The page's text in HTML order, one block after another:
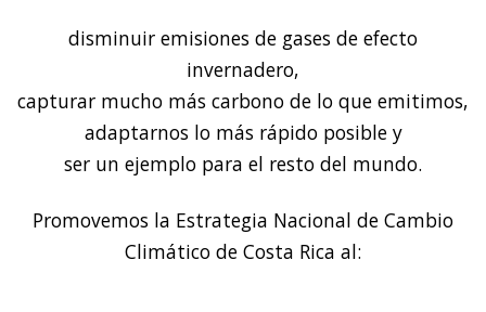
disminuir emisiones de gases de efecto
invernadero,
capturar mucho más carbono de lo que emitimos,
adaptarnos lo más rápido posible y
ser un ejemplo para el resto del mundo.
Promovemos la Estrategia Nacional de Cambio
Climático de Costa Rica al: